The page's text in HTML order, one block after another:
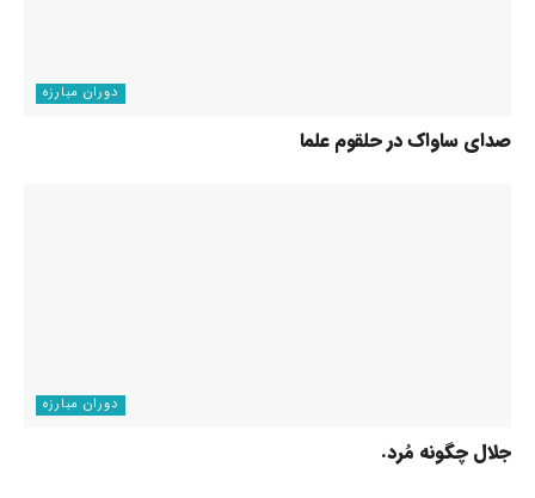
دوران مبارزه
صدای ساواک در حلقوم علما
دوران مبارزه
جلال چگونه مُرد.